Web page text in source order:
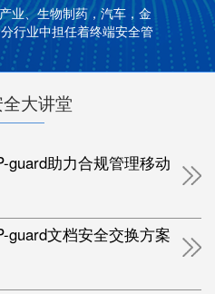
业、生物制药，汽车，金
行业中担任着终端安全管
大讲堂
guard助力合规管理移动
guard文档安全交换方案